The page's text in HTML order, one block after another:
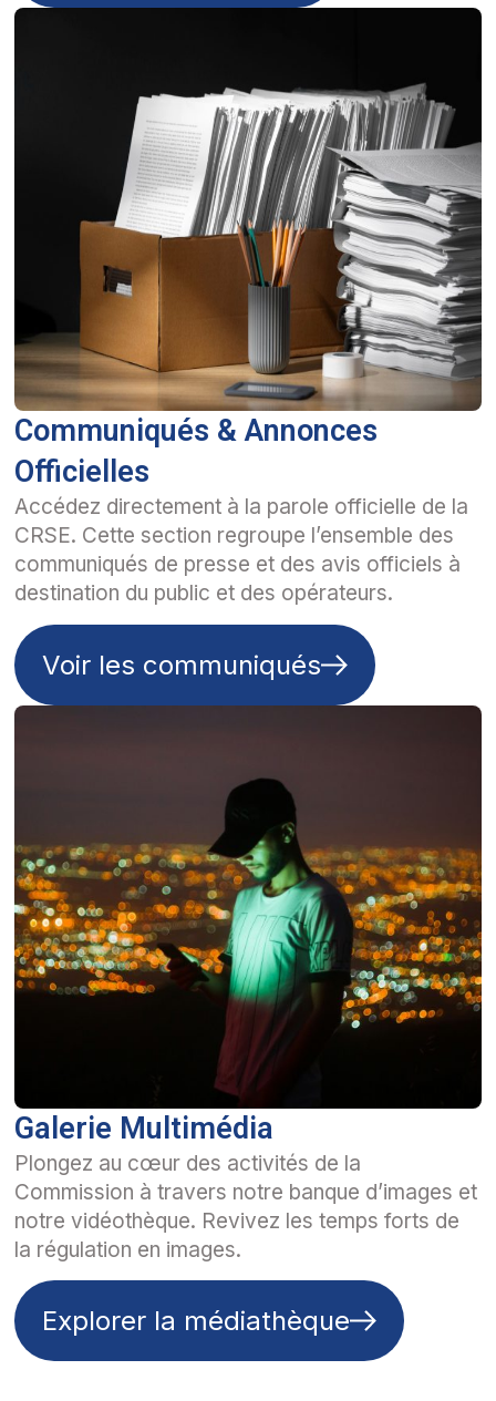
Communiqués & Annonces
Officielles
Accédez directement à la parole officielle de la
CRSE. Cette section regroupe l’ensemble des
communiqués de presse et des avis officiels à
destination du public et des opérateurs.
Voir les communiqués
Galerie Multimédia
Plongez au cœur des activités de la
Commission à travers notre banque d’images et
notre vidéothèque. Revivez les temps forts de
la régulation en images.
Explorer la médiathèque